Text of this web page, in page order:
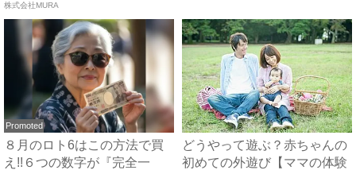
株式会社MURA
Promoted
８月のロト6はこの方法で買
え!!６つの数字が『完全一
どうやって遊ぶ？赤ちゃんの
初めての外遊び【ママの体験